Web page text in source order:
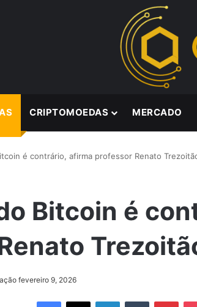
CRIPTOMOEDAS MERCADO
é contrário, afirma professor Renato
Bitcoin é
fevereiro 9, 2026
Facebook
X LinkedinTumblr